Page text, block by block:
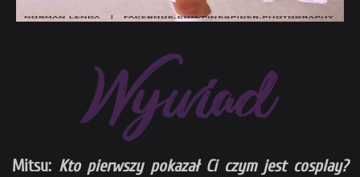
Mitsu: Kto pierwszy pokazał Ci czym jest cosplay?